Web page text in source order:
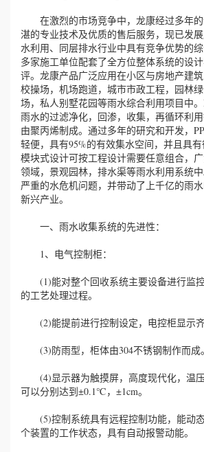
在激烈的市场竞争中，龙康经过多年的
湛的专业技术及优质的售后服务，现已发
水利用、同层排水行业中具有竞争优势的
多家施工单位配套了全方位整体系统的设
评。龙康产品广泛应用在小区与房地产建
校操场，机场跑道，城市市政工程，园林
场，私人别墅花园等雨水综合利用项目中
雨水的过滤净化，回渗，收集，再循环利
由聚丙烯制成。通过多年的研究和开发，
轻便，具有95%的有效集水空间，并且具有
模块式设计可按工程设计需要任意组合，
领域，景观园林，排水渠等雨水利用系统
严重的水危机问题，并带动了上千亿的雨
新兴产业。
一、雨水收集系统的先进性：
1、电气控制柜：
(1)能对整个回收系统主要设备进行监
的工艺处理过程。
(2)能提前进行控制设定，电控柜显示齐
(3)防雨型，柜体由304不锈钢制作而成。
(4)显示器为触摸屏，高度现代化，温
可以分别达到±0.1℃，±1cm。
(5)控制系统具有远程控制功能，能动
个装置的工作状态，具有自动报警动能。